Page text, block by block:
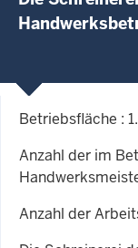
Betriebsfläche :
Anzahl der im
Anzahl der